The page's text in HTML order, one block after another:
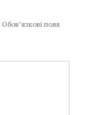
Обов’язкові поля